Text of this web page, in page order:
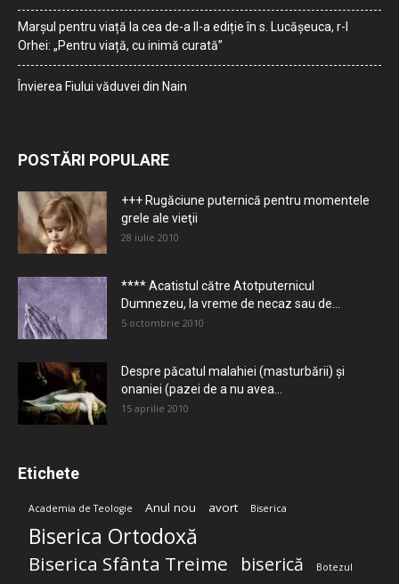
Marșul pentru viață la cea de-a II-a ediție în s. Lucășeuca, r-l
Orhei: „Pentru viață, cu inimă curată”
Învierea Fiului văduvei din Nain
POSTĂRI POPULARE
+++ Rugăciune puternică pentru momentele
grele ale vieţii
28 iulie 2010
**** Acatistul către Atotputernicul
Dumnezeu, la vreme de necaz sau de...
5 octombrie 2010
Despre păcatul malahiei (masturbării) şi
onaniei (pazei de a nu avea...
15 aprilie 2010
Etichete
Academia de Teologie Anul nou avort Biserica
Biserica Ortodoxă
Biserica Sfânta Treime biserică Botezul